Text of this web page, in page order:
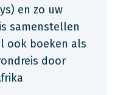
en zo uw
samenstellen
ook boeken als
door